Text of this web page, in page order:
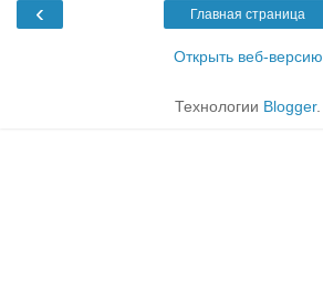
‹ Главная страница
Открыть веб-версию
Технологии Blogger.